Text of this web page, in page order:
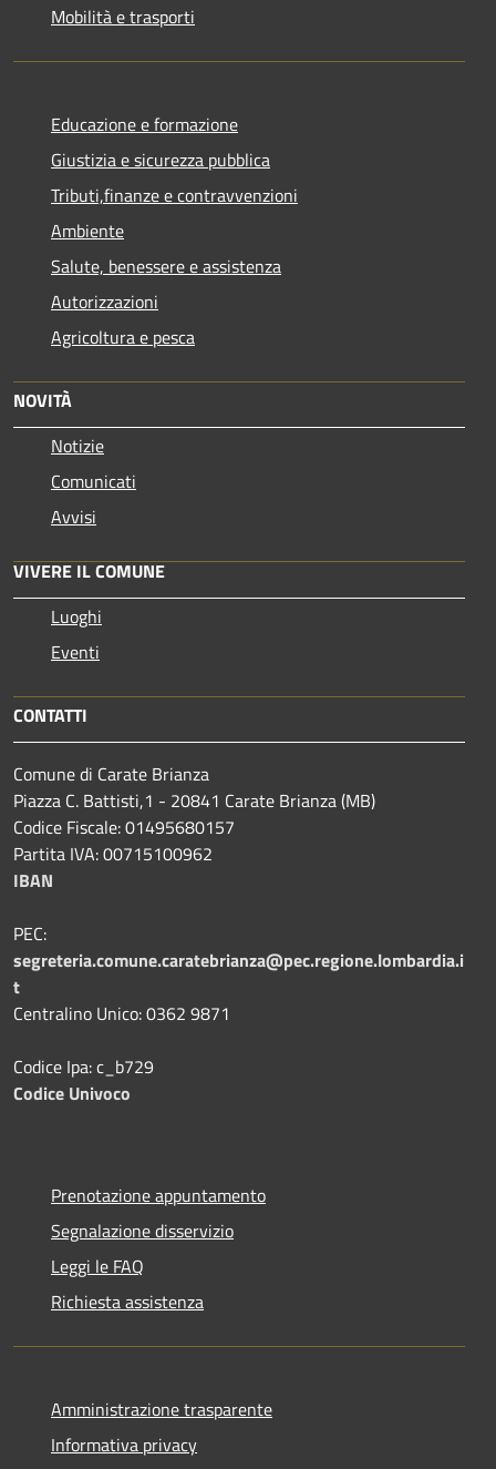
Mobilità e trasporti
Educazione e formazione
Giustizia e sicurezza pubblica
Tributi,finanze e contravvenzioni
Ambiente
Salute, benessere e assistenza
Autorizzazioni
Agricoltura e pesca
NOVITÀ
Notizie
Comunicati
Avvisi
VIVERE IL COMUNE
Luoghi
Eventi
CONTATTI
Comune di Carate Brianza
Piazza C. Battisti,1 - 20841 Carate Brianza (MB)
Codice Fiscale: 01495680157
Partita IVA: 00715100962
IBAN
PEC:
segreteria.comune.caratebrianza@pec.regione.lombardia.i
t
Centralino Unico: 0362 9871
Codice Ipa: c_b729
Codice Univoco
Prenotazione appuntamento
Segnalazione disservizio
Leggi le FAQ
Richiesta assistenza
Amministrazione trasparente
Informativa privacy